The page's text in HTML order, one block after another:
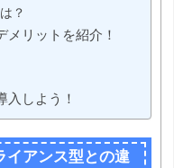
？
メリットを紹介！
入しよう！
イアンス型との違